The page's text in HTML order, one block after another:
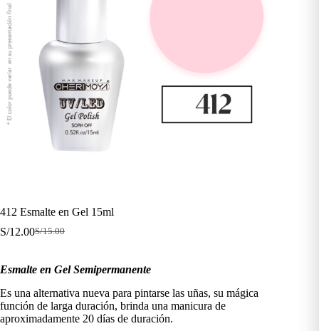
412 Esmalte en Gel 15ml
S/15.00
El
era:
S/15.00.
S/12.00El
es:
S/12.00.
Esmalte en Gel Semipermanente
Es una alternativa nueva para pintarse las uñas, su mágica
función de larga duración, brinda una manicura de
aproximadamente 20 días de duración.